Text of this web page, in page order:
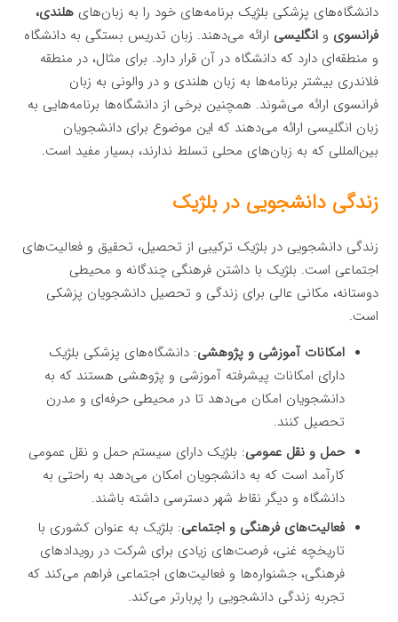
دانشگاه‌های پزشکی بلژیک برنامه‌های خود را به زبان‌هایهلندی،
فرانسوی وانگلیسی ارائه می‌دهند. زبان تدریس بستگی به دانشگاه
و منطقه‌ای دارد که دانشگاه در آن قرار دارد. برای مثال، در منطقه
فلاندری بیشتر برنامه‌ها به زبان هلندی و در والونی به زبان
فرانسوی ارائه می‌شوند. همچنین برخی از دانشگاه‌ها برنامه‌هایی به
زبان انگلیسی ارائه می‌دهند که این موضوع برای دانشجویان
بین‌المللی که به زبان‌های محلی تسلط ندارند، بسیار مفید است.
زندگی دانشجویی در بلژیک
زندگی دانشجویی در بلژیک ترکیبی از تحصیل، تحقیق و فعالیت‌های
اجتماعی است. بلژیک با داشتن فرهنگی چندگانه و محیطی
دوستانه، مکانی عالی برای زندگی و تحصیل دانشجویان پزشکی
است.
امکانات آموزشی و پژوهشی: دانشگاه‌های پزشکی بلژیک
دارای امکانات پیشرفته آموزشی و پژوهشی هستند که به
دانشجویان امکان می‌دهد تا در محیطی حرفه‌ای و مدرن
تحصیل کنند.
حمل و نقل عمومی: بلژیک دارای سیستم حمل و نقل عمومی
کارآمد است که به دانشجویان امکان می‌دهد به راحتی به
دانشگاه و دیگر نقاط شهر دسترسی داشته باشند.
فعالیت‌های فرهنگی و اجتماعی: بلژیک به عنوان کشوری با
تاریخچه غنی، فرصت‌های زیادی برای شرکت در رویدادهای
فرهنگی، جشنواره‌ها و فعالیت‌های اجتماعی فراهم می‌کند که
تجربه زندگی دانشجویی را پربارتر می‌کند.